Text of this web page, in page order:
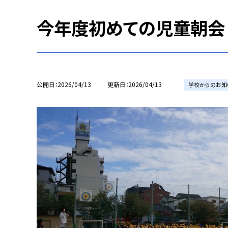
今年度初めての児童朝会
公開日 2026/04/13 更新日 2026/04/13 学校からのお知